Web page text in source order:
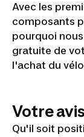
Avec les
composants
pourquoi
gratuite de
l'achat du
Votre
Qu'il soit